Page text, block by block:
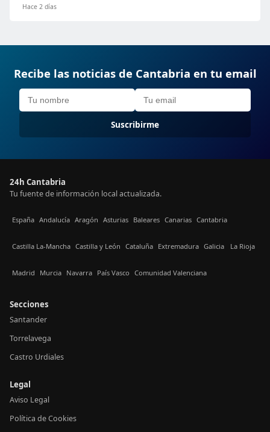
Hace 2 días
Recibe las noticias de Cantabria en tu email
Suscribirme
24h Cantabria
Tu fuente de información local actualizada.
España Andalucía Aragón Asturias Baleares Canarias Cantabria
Castilla La-Mancha Castilla y León Cataluña Extremadura Galicia La Rioja
Madrid Murcia Navarra País Vasco Comunidad Valenciana
Secciones
Santander
Torrelavega
Castro Urdiales
Legal
Aviso Legal
Política de Cookies